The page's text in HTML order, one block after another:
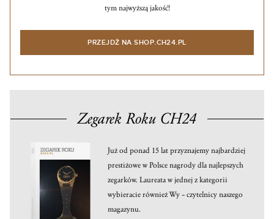
tym najwyższą jakość!
PRZEJDŹ NA SHOP.CH24.PL
Zegarek Roku CH24
Już od ponad 15 lat przyznajemy najbardziej
prestiżowe w Polsce nagrody dla najlepszych
zegarków. Laureata w jednej z kategorii
wybieracie również Wy – czytelnicy naszego
magazynu.